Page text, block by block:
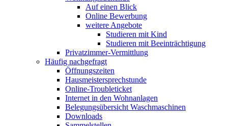
Auf einen Blick
Online Bewerbung
weitere Angebote
Studieren mit Kind
Studieren mit Beeinträchtigung
Privatzimmer-Vermittlung
Häufig nachgefragt
Öffnungszeiten
Hausmeistersprechstunde
Online-Troubleticket
Internet in den Wohnanlagen
Belegungsübersicht Waschmaschinen
Downloads